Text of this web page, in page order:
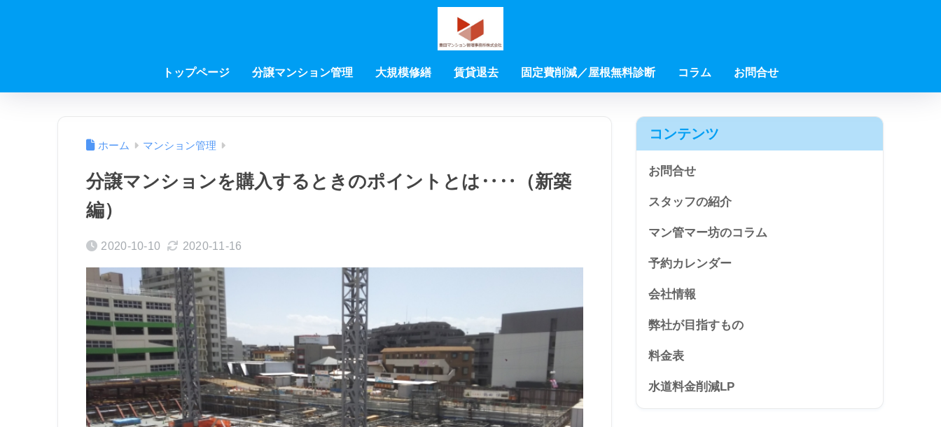
トップページ 分譲マンション管理 大規模修繕 賃貸退去 固定費削減／屋根無料診断 コラム お問合せ
ホーム マンション管理
分譲マンションを購入するときのポイントとは‥‥（新築
編）
2020-10-10 2020-11-16
コンテンツ
お問合せ
スタッフの紹介
マン管マー坊のコラム
予約カレンダー
会社情報
弊社が目指すもの
料金表
水道料金削減LP